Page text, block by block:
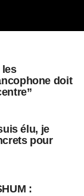
les
doit
élu, je
pour
: